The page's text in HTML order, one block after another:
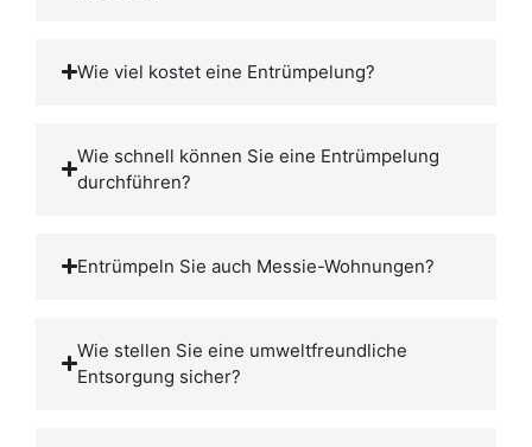
Wie viel kostet eine Entrümpelung?
Wie schnell können Sie eine Entrümpelung
durchführen?
Entrümpeln Sie auch Messie-Wohnungen?
Wie stellen Sie eine umweltfreundliche
Entsorgung sicher?